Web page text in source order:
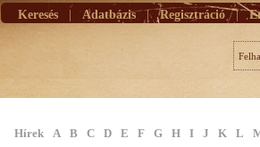
Keresés Adatbázis | Regisztráció |
Hírek A B C D E F G H I J K L